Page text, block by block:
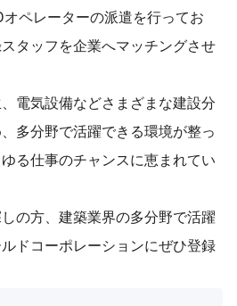
ペレーターの派遣を行ってお
タッフを企業へマッチングさせ
電気設備などさまざまな建設分
多分野で活躍できる環境が整っ
る仕事のチャンスに恵まれてい
の方、建築業界の多分野で活躍
ドコーポレーションにぜひ登録